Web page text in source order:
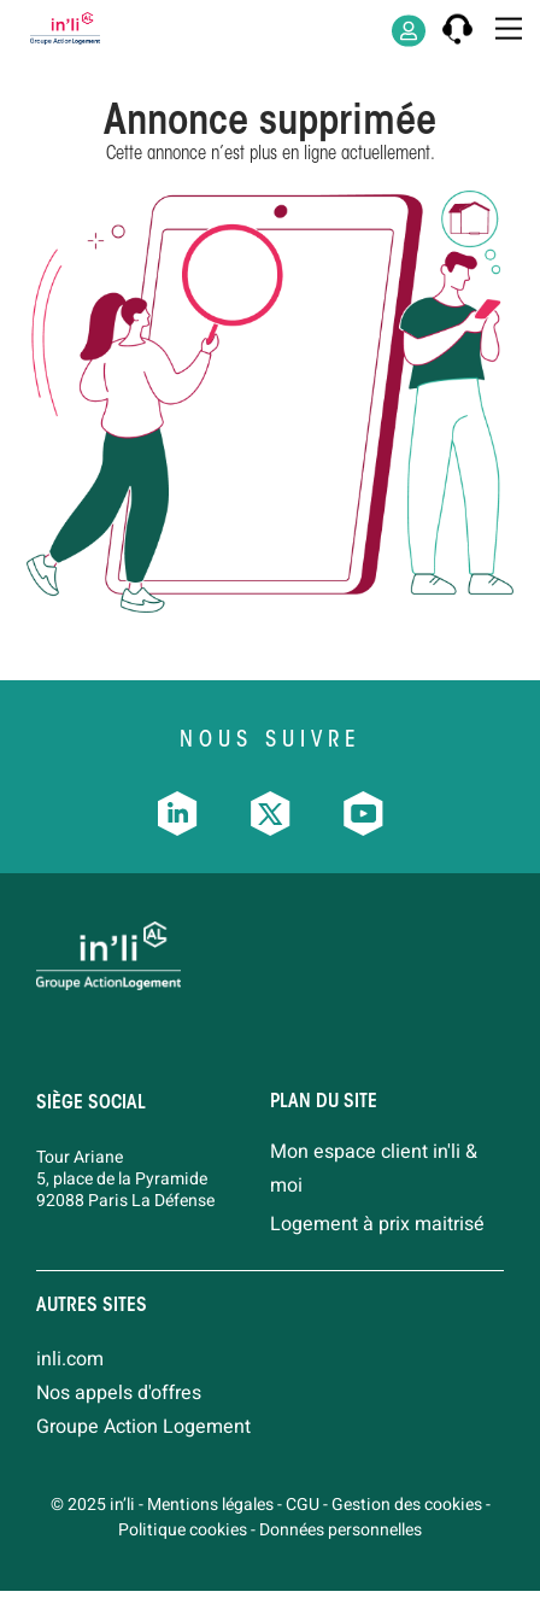
Annonce supprimée
Cette annonce n’est plus en ligne actuellement.
NOUS SUIVRE
SIÈGE SOCIAL
Tour Ariane
5, place de la Pyramide
92088 Paris La Défense
PLAN DU SITE
Mon espace client in'li &
moi
Logement à prix maitrisé
AUTRES SITES
inli.com
Nos appels d'offres
Groupe Action Logement
© 2025 in’li-Mentions légales-CGU-Gestion des cookies-
Politique cookies-Données personnelles